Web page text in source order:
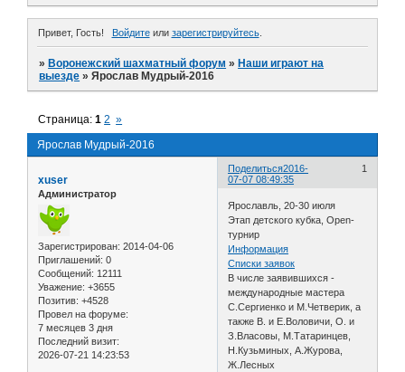
Привет, Гость! Войдитеили зарегистрируйтесь.
»Воронежский шахматный форум »Наши играют на
выезде »Ярослав Мудрый-2016
Ярослав Мудрый-2016
Страница:1 2 »
Поделиться 1
2016-
07-07 08:49:35
xuser
Администратор
Зарегистрирован: 2014-04-06
Приглашений: 0
Сообщений: 12111
Уважение: +3655
Позитив: +4528
Провел на форуме:
7 месяцев 3 дня
Последний визит:
2026-07-21 14:23:53
Ярославль, 20-30 июля
Этап детского кубка, Open-
турнир
Информация
Списки заявок
В числе заявившихся -
международные мастера
С.Сергиенко и М.Четверик, а
также В. и Е.Воловичи, О. и
З.Власовы, М.Татаринцев,
Н.Кузьминых, А.Журова,
Ж.Лесных